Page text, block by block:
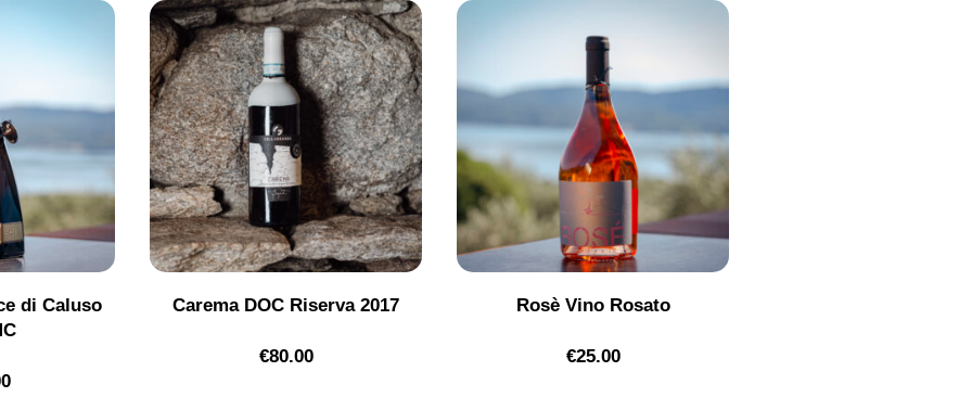
di Caluso
Carema DOC Riserva 2017
€80.00
Rosè Vino Rosato
€25.00